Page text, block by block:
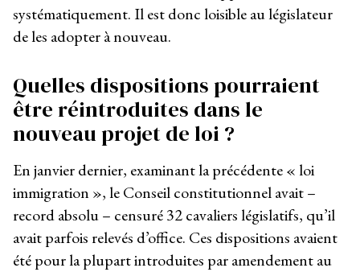
systématiquement. Il est donc loisible au législateur
de les adopter à nouveau.
Quelles dispositions pourraient
être réintroduites dans le
nouveau projet de loi ?
En janvier dernier, examinant la précédente « loi
immigration », le Conseil constitutionnel avait –
record absolu – censuré 32 cavaliers législatifs, qu’il
avait parfois relevés d’office. Ces dispositions avaient
été pour la plupart introduites par amendement au